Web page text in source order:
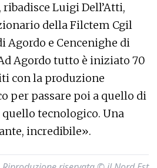
Luigi Dell’Atti,
della Filctem Cgil
e Cencenighe di
Agordo tutto è iniziato 70
con la produzione
per passare poi a quello di
tecnologico. Una
incredibile».